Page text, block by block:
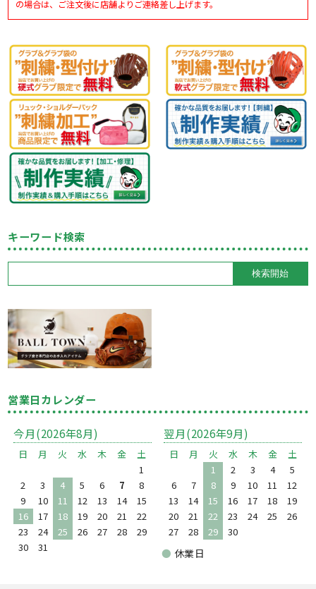
の場合は、ご注文後に店舗よりご連絡差し上げます。
キーワード検索
営業日カレンダー
今月(2026年8月)
日 月 火 水 木 金
土
1
2
3 4 5 6 7
8
9
10 11 12 13 14
15
16
17 18 19 20 21
22
23
24 25 26 27 28
29
30
31
翌月(2026年9月)
日 月 火 水 木 金
土
1
2 3 4
5
6
7 8 9 10 11
12
13
14 15 16 17 18
19
20
21 22 23 24 25
26
27
28 29 30
● 休業日